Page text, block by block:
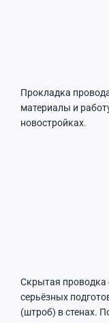
Прокладка
материалы и
новостройках.
Скрытая проводка
серьёзных
(штроб) в стенах.